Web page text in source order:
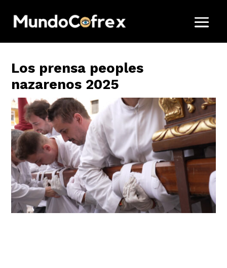
Los prensa peoples
nazarenos 2025